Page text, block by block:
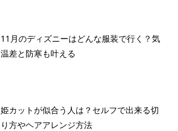
11月のディズニーはどんな服装で行く？気
温差と防寒も叶える
姫カットが似合う人は？セルフで出来る切
り方やヘアアレンジ方法